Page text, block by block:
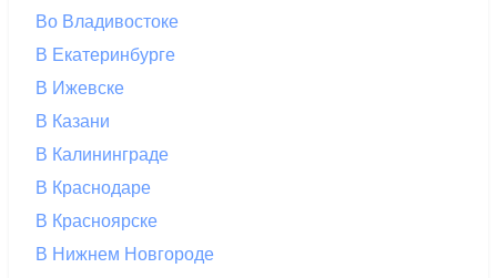
Во Владивостоке
В Екатеринбурге
В Ижевске
В Казани
В Калининграде
В Краснодаре
В Красноярске
В Нижнем Новгороде